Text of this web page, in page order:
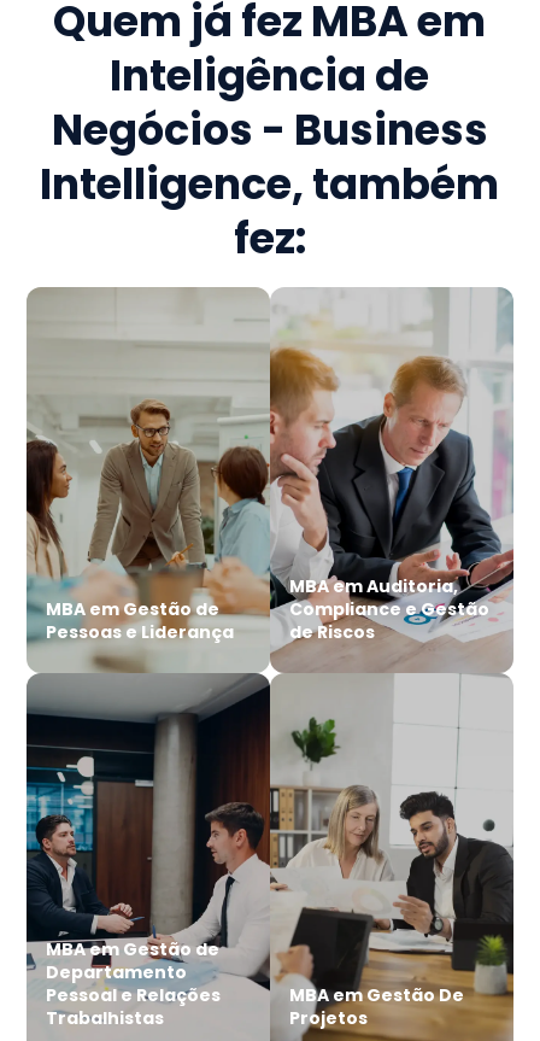
Quem já fez MBA em
Inteligência de
Negócios - Business
Intelligence, também
fez:
MBA em Gestão de
Pessoas e Liderança
MBA em Auditoria,
Compliance e Gestão
de Riscos
MBA em Gestão de
Departamento
Pessoal e Relações
Trabalhistas
MBA em Gestão De
Projetos